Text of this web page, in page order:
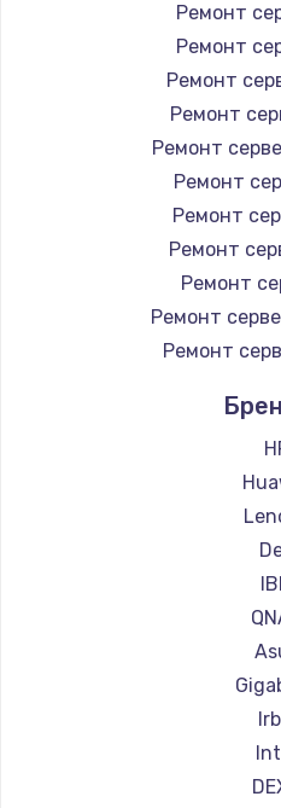
Ремонт
Ремонт
Ремонт
Ремонт
Ремонт
Ремонт
Ремонт
Ремонт
Ремонт
Ремонт
Ремонт